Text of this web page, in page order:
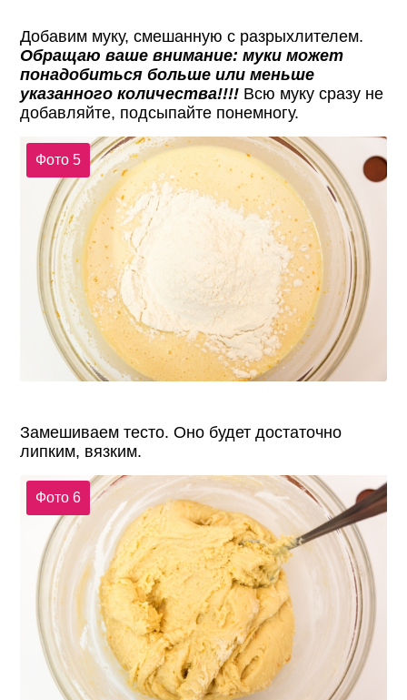
Добавим муку, смешанную с разрыхлителем.
Обращаю ваше внимание: муки может
понадобиться больше или меньше
указанного количества!!!! Всю муку сразу не
добавляйте, подсыпайте понемногу.
Фото 5
Замешиваем тесто. Оно будет достаточно
липким, вязким.
Фото 6